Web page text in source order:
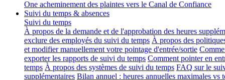
One acheminement des plaintes vers le Canal de Confiance
Suivi du temps & absences
Suivi du temps
À propos de la demande et de l'approbation des heures
exclure des employés du suivi du temps À propos des
et modifier manuellement votre pointage d'entrée/sortie
exporter les rapports de suivi du temps Comment pointer en
temps À propos des systèmes de suivi du temps FAQ sur le
supplémentaires Bilan annuel : heures annuelles maximales vs